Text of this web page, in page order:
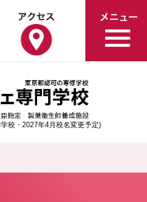
学校・2027年4月校名変更予定)